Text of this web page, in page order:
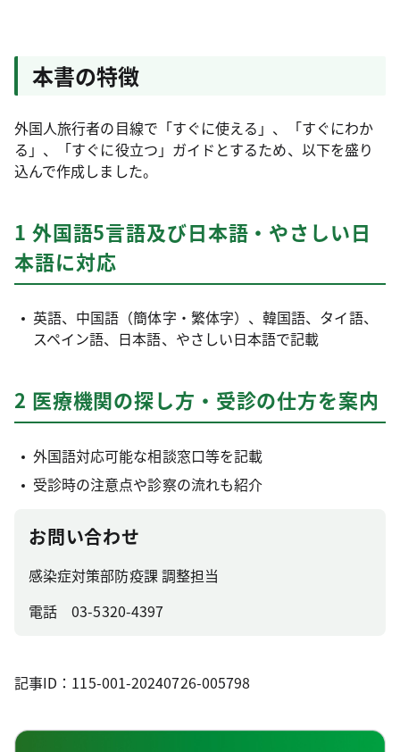
本書の特徴
外国人旅行者の目線で「すぐに使える」、「すぐにわか
る」、「すぐに役立つ」ガイドとするため、以下を盛り
込んで作成しました。
1 外国語5言語及び日本語・やさしい日
本語に対応
英語、中国語（簡体字・繁体字）、韓国語、タイ語、
スペイン語、日本語、やさしい日本語で記載
2 医療機関の探し方・受診の仕方を案内
外国語対応可能な相談窓口等を記載
受診時の注意点や診察の流れも紹介
お問い合わせ
感染症対策部防疫課 調整担当
電話 03-5320-4397
記事ID：115-001-20240726-005798